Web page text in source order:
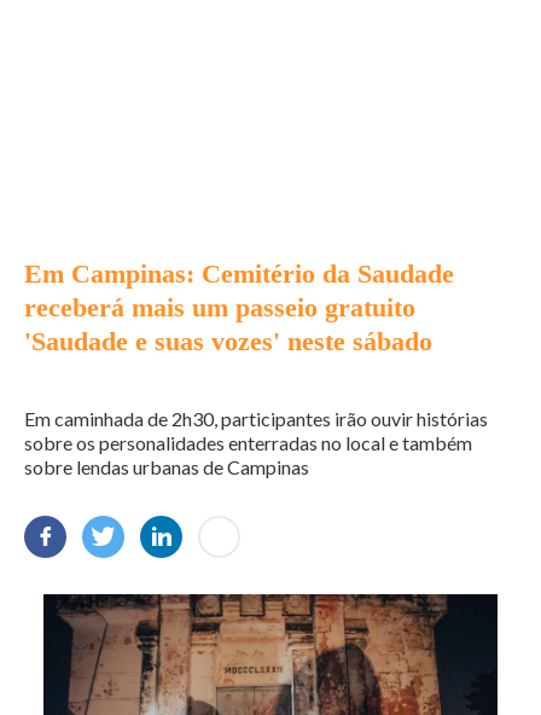
Em Campinas: Cemitério da Saudade
receberá mais um passeio gratuito
'Saudade e suas vozes' neste sábado
Em caminhada de 2h30, participantes irão ouvir histórias
sobre os personalidades enterradas no local e também
sobre lendas urbanas de Campinas